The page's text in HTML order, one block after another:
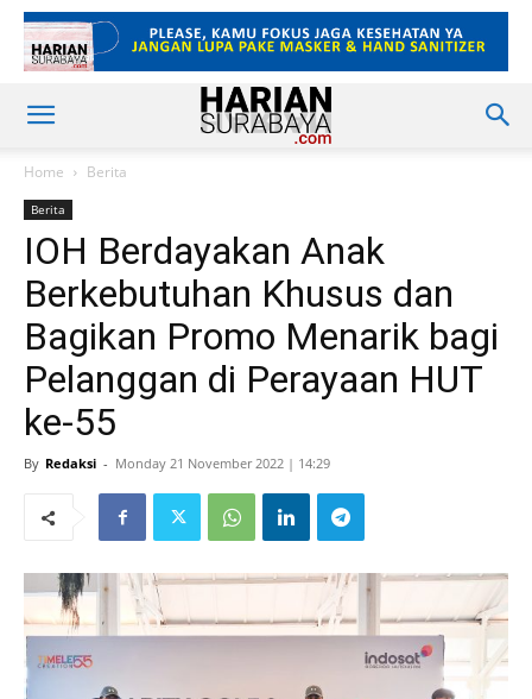
Home Berita
Berita
IOH Berdayakan Anak
Berkebutuhan Khusus dan
Bagikan Promo Menarik bagi
Pelanggan di Perayaan HUT
ke-55
By Redaksi - Monday 21 November 2022 | 14:29